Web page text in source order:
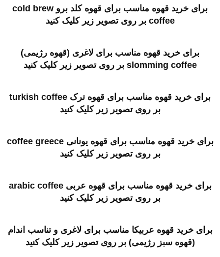
برای خرید قهوه مناسب برای قهوه کلد برو cold brew
coffee بر روی تصویر زیر کلیک کنید
برای خرید قهوه مناسب برای لاغری (قهوه رژیمی)
slomming coffee بر روی تصویر زیر کلیک کنید
برای خرید قهوه مناسب برای قهوه ترک turkish coffee
بر روی تصویر زیر کلیک کنید
برای خرید قهوه مناسب برای قهوه یونانی coffee greece
بر روی تصویر زیر کلیک کنید
برای خرید قهوه مناسب برای قهوه عربی arabic coffee
بر روی تصویر زیر کلیک کنید
برای خرید قهوه عربیکا مناسب برای لاغری و تناسب اندام
(قهوه سبز رژیمی)بر روی تصویر زیر کلیک کنید